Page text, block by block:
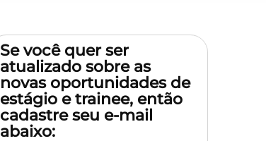
Se você quer ser
atualizado sobre as
novas oportunidades de
estágio e trainee, então
cadastre seu e-mail
abaixo: